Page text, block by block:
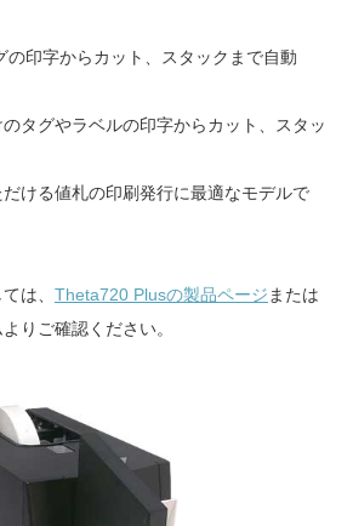
印字からカット、スタックまで自動
タグやラベルの印字からカット、スタッ
だける値札の印刷発行に最適なモデルで
は、 Theta720 Plusの製品ページ または
りご確認ください。